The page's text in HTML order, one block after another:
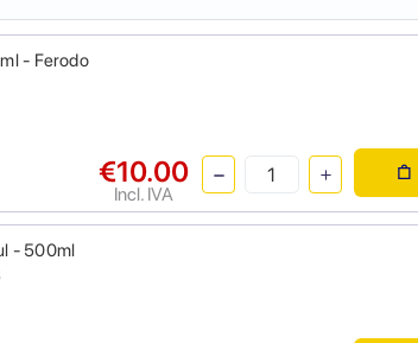
- Ferodo
€10.00
Incl. IVA
- 500ml